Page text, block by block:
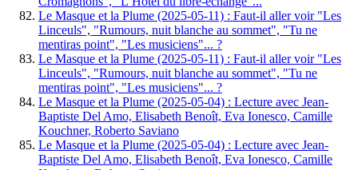
Le Masque et la Plume (2025-05-11) : Faut-il aller voir "Les
Linceuls", "Rumours, nuit blanche au sommet", "Tu ne
mentiras point", "Les musiciens"... ?
Le Masque et la Plume (2025-05-11) : Faut-il aller voir "Les
Linceuls", "Rumours, nuit blanche au sommet", "Tu ne
mentiras point", "Les musiciens"... ?
Le Masque et la Plume (2025-05-04) : Lecture avec Jean-
Baptiste Del Amo, Elisabeth Benoît, Eva Ionesco, Camille
Kouchner, Roberto Saviano
Le Masque et la Plume (2025-05-04) : Lecture avec Jean-
Baptiste Del Amo, Elisabeth Benoît, Eva Ionesco, Camille